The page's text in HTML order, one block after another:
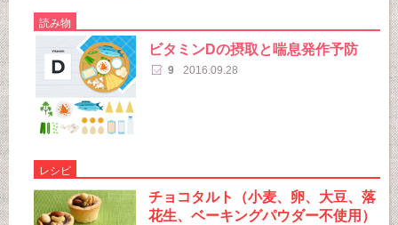
読み物
ビタミンDの摂取と喘息発作予防
9 2016.09.28
レシピ
チョコタルト（小麦、卵、大豆、落
花生、ベーキングパウダー不使用）